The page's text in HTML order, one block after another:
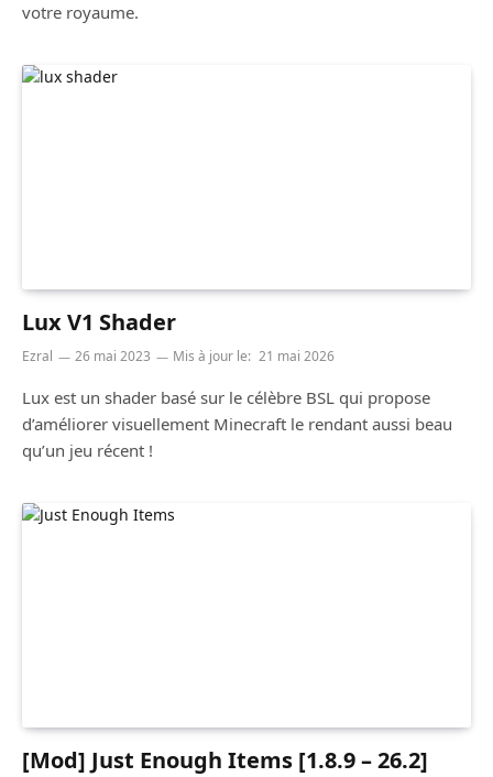
votre royaume.
Lux V1 Shader
Ezral 26 mai 2023 Mis à jour le: 21 mai 2026
Lux est un shader basé sur le célèbre BSL qui propose
d’améliorer visuellement Minecraft le rendant aussi beau
qu’un jeu récent !
[Mod] Just Enough Items [1.8.9 – 26.2]